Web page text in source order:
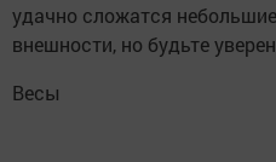
удачно сложатся
внешности, но будьте
Весы